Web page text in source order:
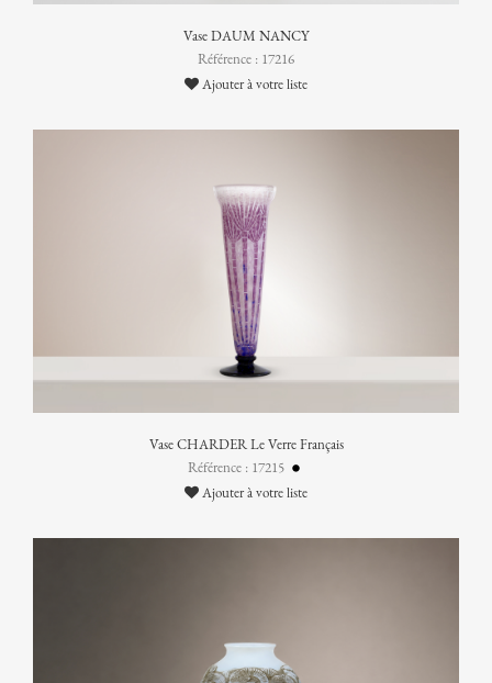
Vase DAUM NANCY
Référence : 17216
Ajouter à votre liste
Vase CHARDER Le Verre Français
Référence : 17215
Ajouter à votre liste